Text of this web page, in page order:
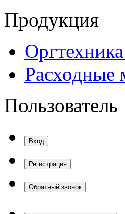
Продукция
Расходные
Пользователь
Вход
Регистрация
Обратный звонок